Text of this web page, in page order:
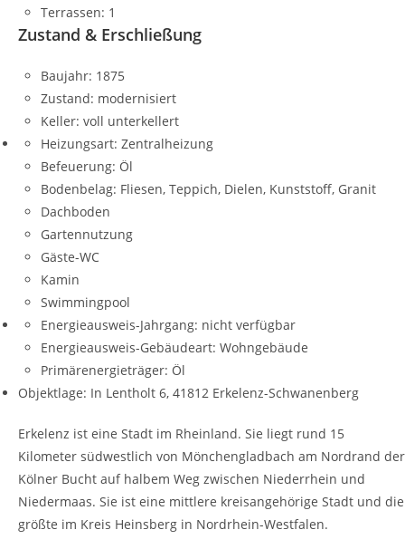
Terrassen: 1
Zustand & Erschließung
Baujahr: 1875
Zustand: modernisiert
Keller: voll unterkellert
Heizungsart: Zentralheizung
Befeuerung: Öl
Bodenbelag: Fliesen, Teppich, Dielen, Kunststoff, Granit
Dachboden
Gartennutzung
Gäste-WC
Kamin
Swimmingpool
Energieausweis-Jahrgang: nicht verfügbar
Energieausweis-Gebäudeart: Wohngebäude
Primärenergieträger: Öl
Objektlage: In Lentholt 6, 41812 Erkelenz-Schwanenberg
Erkelenz ist eine Stadt im Rheinland. Sie liegt rund 15
Kilometer südwestlich von Mönchengladbach am Nordrand der
Kölner Bucht auf halbem Weg zwischen Niederrhein und
Niedermaas. Sie ist eine mittlere kreisangehörige Stadt und die
größte im Kreis Heinsberg in Nordrhein-Westfalen.